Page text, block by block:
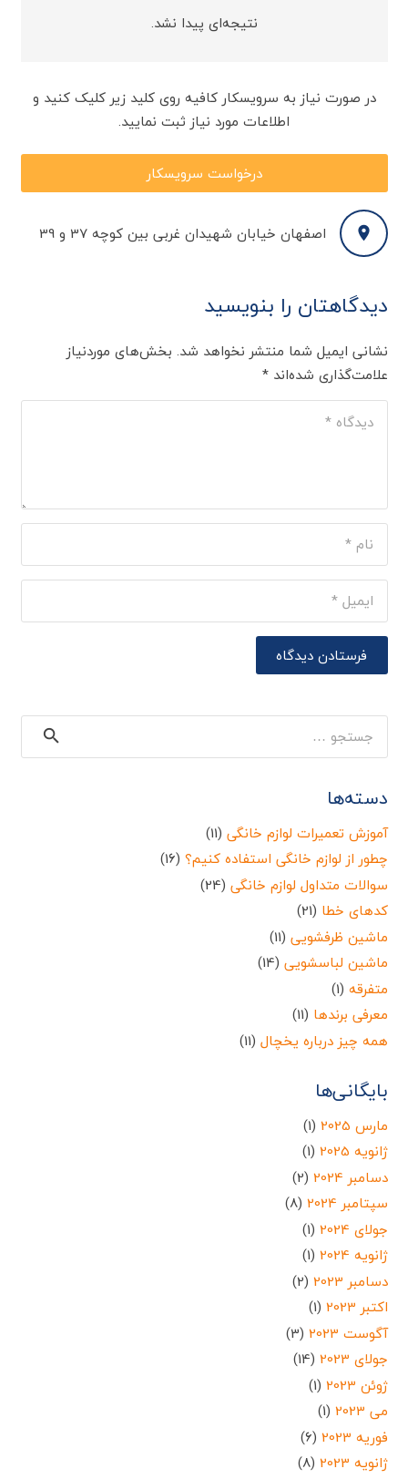
نتیجه‌ای پیدا نشد.
در صورت نیاز به سرویسکار کافیه روی کلید زیر کلیک کنید و
اطلاعات مورد نیاز ثبت نمایید.
درخواست سرویسکار
اصفهان خیابان شهیدان غربی بین کوچه 37 و 39
دیدگاهتان را بنویسید
نشانی ایمیل شما منتشر نخواهد شد. بخش‌های موردنیاز
علامت‌گذاری شده‌اند*
فرستادن دیدگاه
برای:
دسته‌ها
آموزش تعمیرات لوازم خانگی (11)
چطور از لوازم خانگی استفاده کنیم؟ (16)
سوالات متداول لوازم خانگی (24)
کدهای خطا (21)
ماشین ظرفشویی (11)
ماشین لباسشویی (14)
متفرقه (1)
معرفی برندها (11)
همه چیز درباره یخچال (11)
بایگانی‌ها
مارس 2025
(1)
ژانویه 2025
(1)
دسامبر 2024
(2)
سپتامبر 2024
(8)
جولای 2024
(1)
ژانویه 2024
(1)
دسامبر 2023
(2)
اکتبر 2023
(1)
آگوست 2023
(3)
جولای 2023
(14)
ژوئن 2023
(1)
می 2023
(1)
فوریه 2023
(6)
ژانویه 2023
(8)